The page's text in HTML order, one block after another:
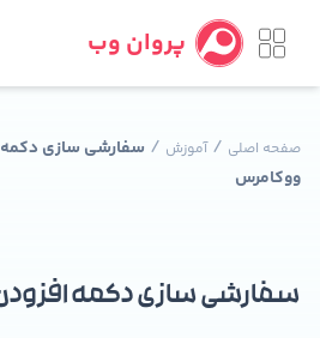
پروان وب
صفحه اصلی /آموزش / سفارشی سازی دکمه
ووکامرس
سفارشی سازی دکمه